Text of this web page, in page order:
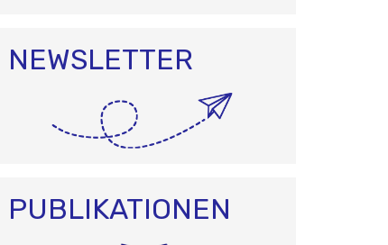
NEWSLETTER
PUBLIKATIONEN